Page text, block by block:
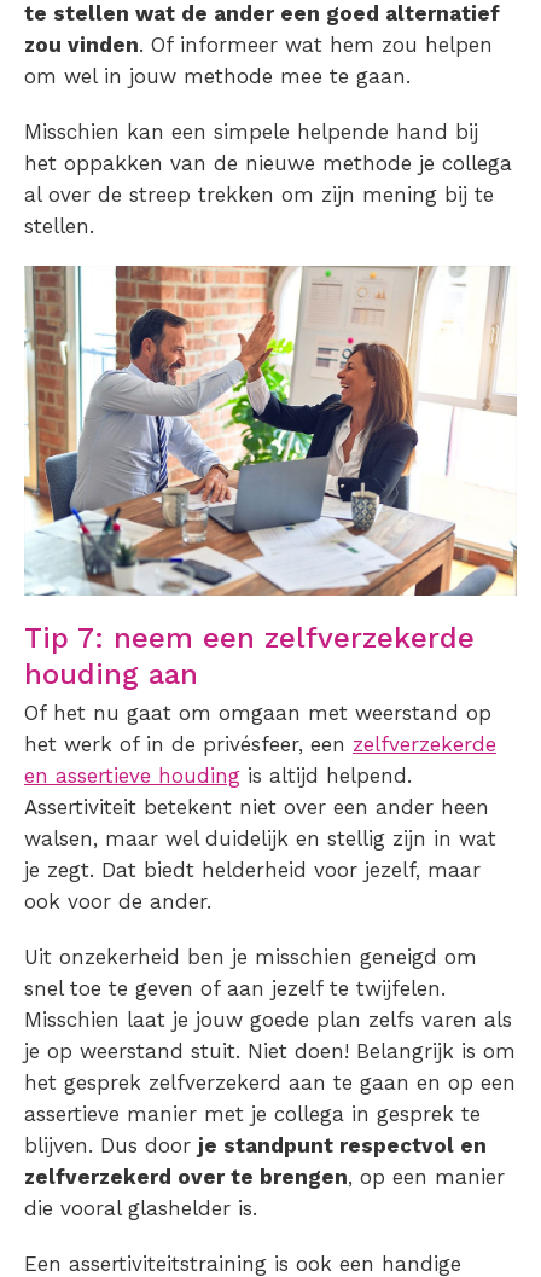
te stellen wat de ander een goed alternatief
zou vinden. Of informeer wat hem zou helpen
om wel in jouw methode mee te gaan.
Misschien kan een simpele helpende hand bij
het oppakken van de nieuwe methode je collega
al over de streep trekken om zijn mening bij te
stellen.
Tip 7: neem een zelfverzekerde
houding aan
Of het nu gaat om omgaan met weerstand op
het werk of in de privésfeer, een zelfverzekerde
en assertieve houding is altijd helpend.
Assertiviteit betekent niet over een ander heen
walsen, maar wel duidelijk en stellig zijn in wat
je zegt. Dat biedt helderheid voor jezelf, maar
ook voor de ander.
Uit onzekerheid ben je misschien geneigd om
snel toe te geven of aan jezelf te twijfelen.
Misschien laat je jouw goede plan zelfs varen als
je op weerstand stuit. Niet doen! Belangrijk is om
het gesprek zelfverzekerd aan te gaan en op een
assertieve manier met je collega in gesprek te
blijven. Dus door je standpunt respectvol en
zelfverzekerd over te brengen, op een manier
die vooral glashelder is.
Een assertiviteitstraining is ook een handige